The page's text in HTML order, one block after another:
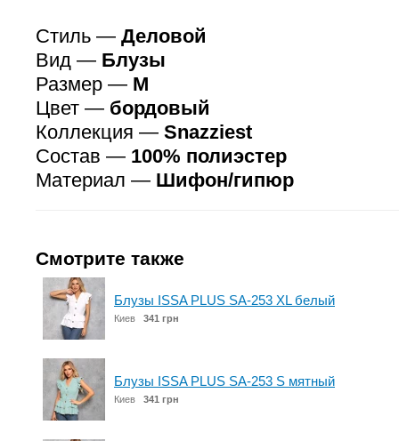
Стиль — Деловой
Вид — Блузы
Размер — M
Цвет — бордовый
Коллекция — Snazziest
Состав — 100% полиэстер
Материал — Шифон/гипюр
Смотрите также
Блузы ISSA PLUS SA-253 XL белый
Киев 341 грн
Блузы ISSA PLUS SA-253 S мятный
Киев 341 грн